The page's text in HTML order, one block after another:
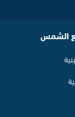
الشمس